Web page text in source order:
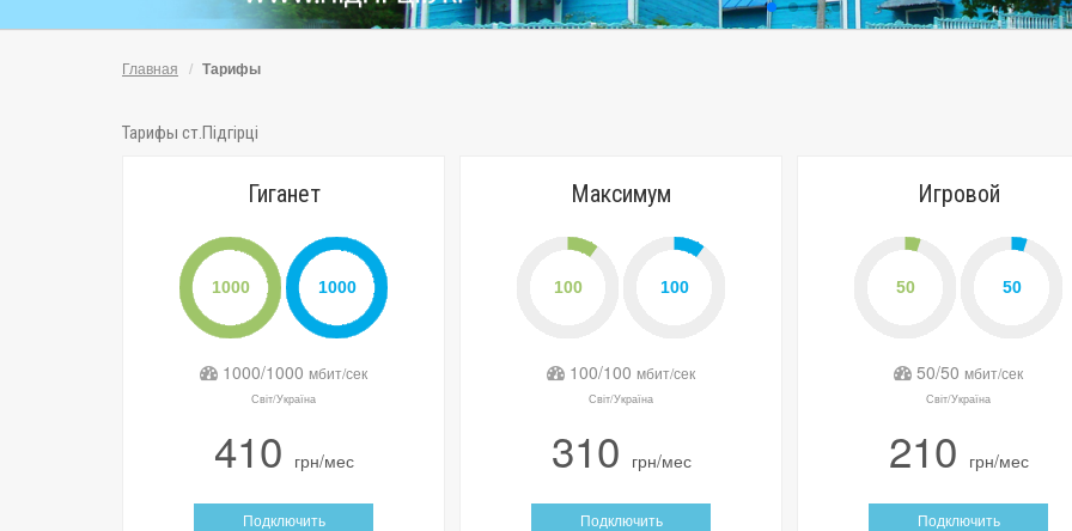
Главная Тарифы
Тарифы ст.Підгірці
Гиганет
1000/1000 мбит/сек
Світ/Україна
410 грн/мес
Подключить
Максимум
100/100 мбит/сек
Світ/Україна
310 грн/мес
Подключить
Игровой
50/50 мбит/сек
Світ/Україна
210 грн/мес
Подключить